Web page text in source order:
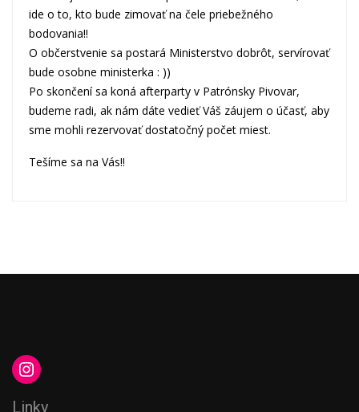
ide o to, kto bude zimovať na čele priebežného
bodovania!!
O občerstvenie sa postará Ministerstvo dobrôt, servírovať
bude osobne ministerka : ))
Po skončení sa koná afterparty v Patrónsky Pivovar,
budeme radi, ak nám dáte vedieť Váš záujem o účasť, aby
sme mohli rezervovať dostatočný počet miest.
Tešíme sa na Vás!!
Linky